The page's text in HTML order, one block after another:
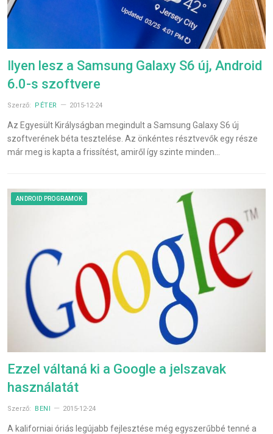
Ilyen lesz a Samsung Galaxy S6 új, Android
6.0-s szoftvere
Szerző: PÉTER 2015-12-24
Az Egyesült Királyságban megindult a Samsung Galaxy S6 új
szoftverének béta tesztelése. Az önkéntes résztvevők egy része
már meg is kapta a frissítést, amiről így szinte minden…
ANDROID PROGRAMOK
Ezzel váltaná ki a Google a jelszavak
használatát
Szerző: BENI 2015-12-24
A kaliforniai óriás legújabb fejlesztése még egyszerűbbé tenné a